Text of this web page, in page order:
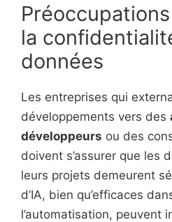
la
données
Les entreprises qui
développements vers des
développeurs ou des
doivent s’assurer que les
leurs projets demeurent
d’IA, bien qu’efficaces
l’automatisation, peuvent